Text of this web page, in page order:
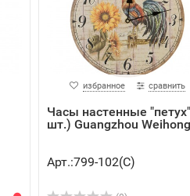
избранное сравнить
Часы настенные "петух"
шт.) Guangzhou
Арт.:799-102(C)